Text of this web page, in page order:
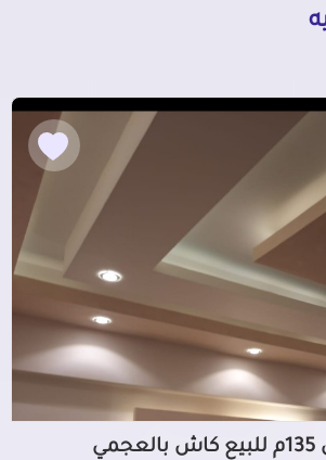
شاليه أنواع أخرى 135م للبيع كاش بالعجمي